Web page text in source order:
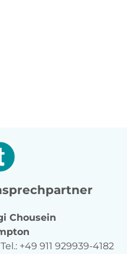
Chousein
Tel.: +49 911 929939-4182